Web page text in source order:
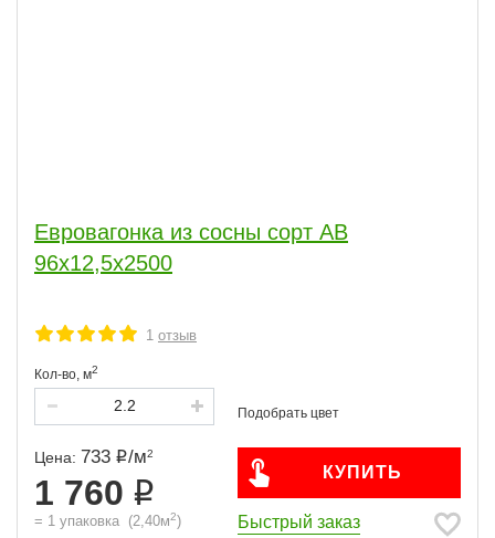
Евровагонка из сосны сорт АВ
96x12,5x2500
1 отзыв
Кол-во, м2
Цена: 733 /м2
1 760
= 1 упаковка (2,40м2)
КУПИТЬ
Быстрый заказ